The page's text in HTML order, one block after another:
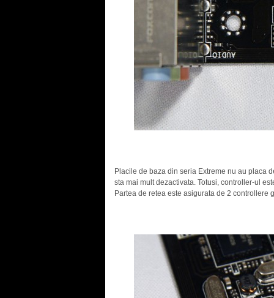
Placile de baza din seria Extreme nu au placa
sta mai mult dezactivata. Totusi, controller-ul
Partea de retea este asigurata de 2 controllere